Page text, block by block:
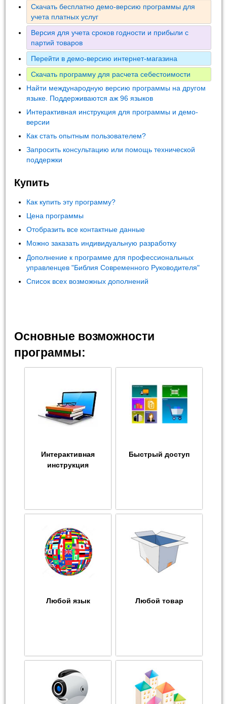
Скачать бесплатно демо-версию программы для
учета платных услуг
Версия для учета сроков годности и прибыли с
партий товаров
Перейти в демо-версию интернет-магазина
Скачать программу для расчета себестоимости
Найти международную версию программы на другом
языке. Поддерживаются аж 96 языков
Интерактивная инструкция для программы и демо-
версии
Как стать опытным пользователем?
Запросить консультацию или помощь технической
поддержки
Купить
Как купить эту программу?
Цена программы
Отобразить все контактные данные
Можно заказать индивидуальную разработку
Дополнение к программе для профессиональных
управленцев "Библия Современного Руководителя"
Список всех возможных дополнений
Основные возможности
программы:
Интерактивная
инструкция
Быстрый доступ
Любой язык Любой товар